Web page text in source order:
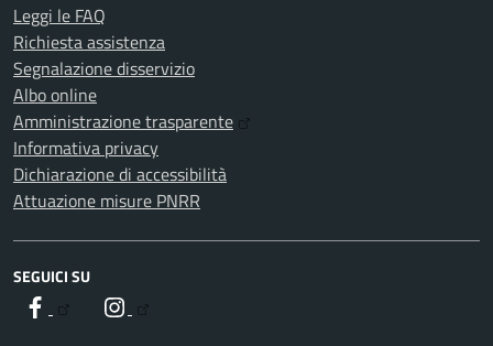
Leggi le FAQ
Richiesta assistenza
Segnalazione disservizio
Albo online
Amministrazione trasparente
Informativa privacy
Dichiarazione di accessibilità
Attuazione misure PNRR
SEGUICI SU
Facebook Instagram